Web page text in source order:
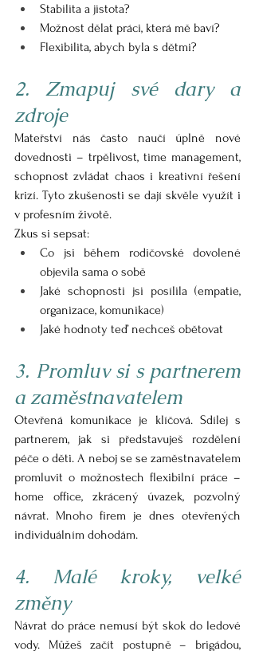
Stabilita a jistota?
Možnost dělat práci, která mě baví?
Flexibilita, abych byla s dětmi?
2. Zmapuj své dary a
zdroje
Mateřství nás často naučí úplně nové
dovednosti – trpělivost, time management,
schopnost zvládat chaos i kreativní řešení
krizí. Tyto zkušenosti se dají skvěle využít i
v profesním životě.
Zkus si sepsat:
Co jsi během rodičovské dovolené
objevila sama o sobě
Jaké schopnosti jsi posílila (empatie,
organizace, komunikace)
Jaké hodnoty teď nechceš obětovat
3. Promluv si s partnerem
a zaměstnavatelem
Otevřená komunikace je klíčová. Sdílej s
partnerem, jak si představuješ rozdělení
péče o děti. A neboj se se zaměstnavatelem
promluvit o možnostech flexibilní práce –
home office, zkrácený úvazek, pozvolný
návrat. Mnoho firem je dnes otevřených
individuálním dohodám.
4. Malé kroky, velké
změny
Návrat do práce nemusí být skok do ledové
vody. Můžeš začít postupně – brigádou,